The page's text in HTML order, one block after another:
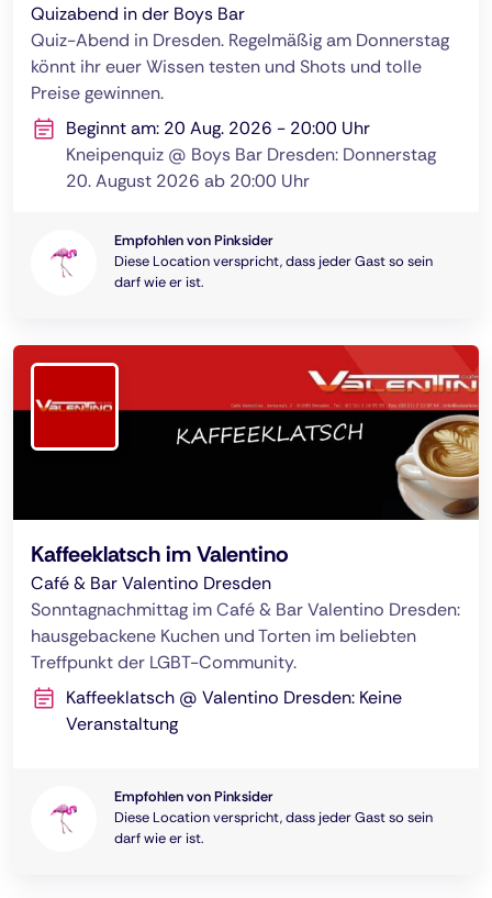
Quizabend in der Boys Bar
Quiz-Abend in Dresden. Regelmäßig am Donnerstag
könnt ihr euer Wissen testen und Shots und tolle
Preise gewinnen.
Beginnt am: 20 Aug. 2026 - 20:00 Uhr
Kneipenquiz @ Boys Bar Dresden: Donnerstag
20. August 2026 ab 20:00 Uhr
Empfohlen von Pinksider
Diese Location verspricht, dass jeder Gast so sein
darf wie er ist.
Kaffeeklatsch im Valentino
Café & Bar Valentino Dresden
Sonntagnachmittag im Café & Bar Valentino Dresden:
hausgebackene Kuchen und Torten im beliebten
Treffpunkt der LGBT-Community.
Kaffeeklatsch @ Valentino Dresden: Keine
Veranstaltung
Empfohlen von Pinksider
Diese Location verspricht, dass jeder Gast so sein
darf wie er ist.